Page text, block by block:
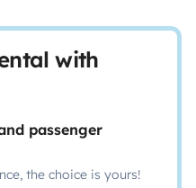
with
passenger
the choice is yours!